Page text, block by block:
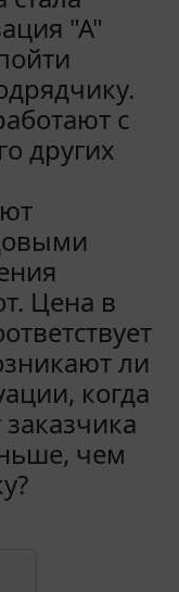
"А"
с
других
Цена в
ли
когда
чем